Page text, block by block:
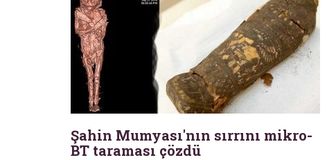
Şahin Mumyası'nın sırrını mikro-
BT taraması çözdü